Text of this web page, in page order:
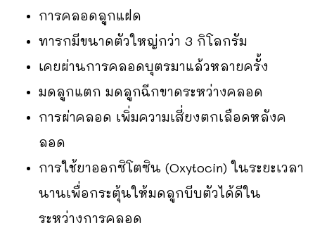
การคลอดลูกแฝด
ทารกมีขนาดตัวใหญ่กว่า 3 กิโลกรัม
เคยผ่านการคลอดบุตรมาแล้วหลายครั้ง
มดลูกแตก มดลูกฉีกขาดระหว่างคลอด
การผ่าคลอด เพิ่มความเสี่ยงตกเลือดหลังค
ลอด
การใช้ยาออกซิโตซิน (Oxytocin) ในระยะเวลา
นานเพื่อกระตุ้นให้มดลูกบีบตัวได้ดีใน
ระหว่างการคลอด